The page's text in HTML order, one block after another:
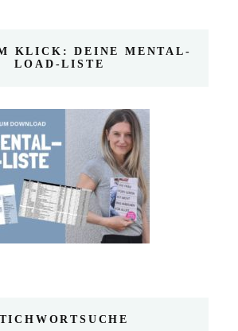
KLICK: DEINE MENTAL-
LOAD-LISTE